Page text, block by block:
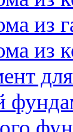
из
из
для